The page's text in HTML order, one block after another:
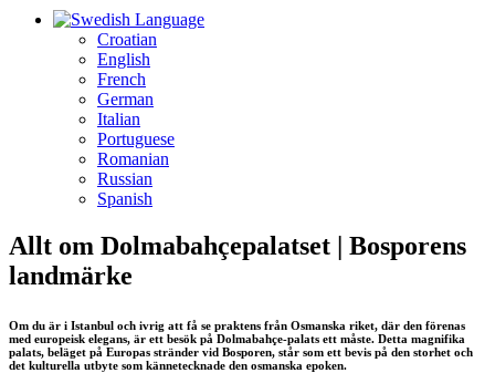
Language
Croatian
English
French
German
Italian
Portuguese
Romanian
Russian
Spanish
Allt om Dolmabahçepalatset | Bosporens
landmärke
Om du är i Istanbul och ivrig att få se praktens från Osmanska riket, där den förenas
med europeisk elegans, är ett besök på Dolmabahçe-palats ett måste. Detta magnifika
palats, beläget på Europas stränder vid Bosporen, står som ett bevis på den storhet och
det kulturella utbyte som kännetecknade den osmanska epoken.